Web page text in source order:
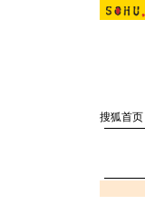
搜狐首页